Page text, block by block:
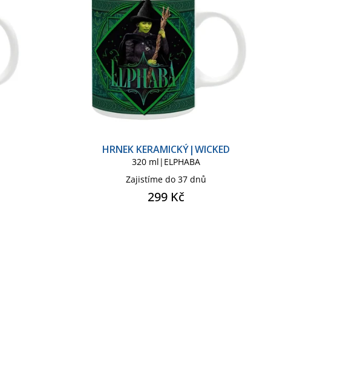
HRNEK KERAMICKÝ|WICKED
320 ml|ELPHABA
Zajistíme do 37 dnů
299 Kč